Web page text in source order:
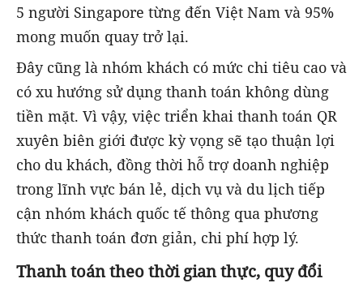
5 người Singapore từng đến Việt Nam và 95%
mong muốn quay trở lại.
Đây cũng là nhóm khách có mức chi tiêu cao và
có xu hướng sử dụng thanh toán không dùng
tiền mặt. Vì vậy, việc triển khai thanh toán QR
xuyên biên giới được kỳ vọng sẽ tạo thuận lợi
cho du khách, đồng thời hỗ trợ doanh nghiệp
trong lĩnh vực bán lẻ, dịch vụ và du lịch tiếp
cận nhóm khách quốc tế thông qua phương
thức thanh toán đơn giản, chi phí hợp lý.
Thanh toán theo thời gian thực, quy đổi